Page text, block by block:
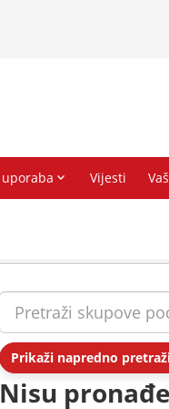
Prikaži napredno
Nisu